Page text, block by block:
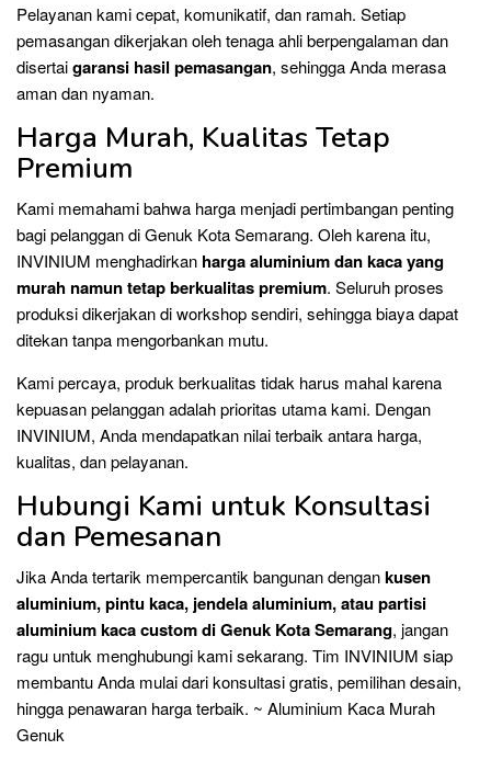
Pelayanan kami cepat, komunikatif, dan ramah. Setiap
pemasangan dikerjakan oleh tenaga ahli berpengalaman dan
disertaigaransi hasil pemasangan, sehingga Anda merasa
aman dan nyaman.
Harga Murah, Kualitas Tetap
Premium
Kami memahami bahwa harga menjadi pertimbangan penting
bagi pelanggan di Genuk Kota Semarang. Oleh karena itu,
INVINIUM menghadirkan harga aluminium dan kaca yang
murah namun tetap berkualitas premium. Seluruh proses
produksi dikerjakan di workshop sendiri, sehingga biaya dapat
ditekan tanpa mengorbankan mutu.
Kami percaya, produk berkualitas tidak harus mahal karena
kepuasan pelanggan adalah prioritas utama kami. Dengan
INVINIUM, Anda mendapatkan nilai terbaik antara harga,
kualitas, dan pelayanan.
Hubungi Kami untuk Konsultasi
dan Pemesanan
Jika Anda tertarik mempercantik bangunan dengankusen
aluminium, pintu kaca, jendela aluminium, atau partisi
aluminium kaca custom di Genuk Kota Semarang, jangan
ragu untuk menghubungi kami sekarang. Tim INVINIUM siap
membantu Anda mulai dari konsultasi gratis, pemilihan desain,
hingga penawaran harga terbaik. ~ Aluminium Kaca Murah
Genuk